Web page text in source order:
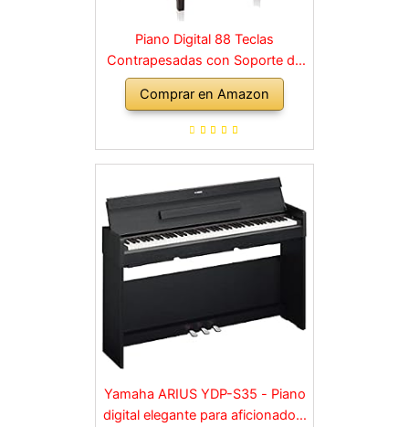
Piano Digital 88 Teclas
Contrapesadas con Soporte de
Madera y 3 Pedales Palisandro
Comprar en Amazon
Yamaha ARIUS YDP-S35 - Piano
digital elegante para aficionados,